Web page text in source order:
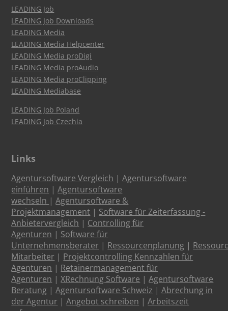
LEADING Job
LEADING Job Downloads
LEADING Media
LEADING Media Helpcenter
LEADING Media proDigi
LEADING Media proAudio
LEADING Media proClipping
LEADING Mediabase
LEADING Job Poland
LEADING Job Czechia
Links
Agentursoftware Vergleich |Agentursoftware
einführen |Agentursoftware
wechseln |Agentursoftware &
Projektmanagement | Software für Zeiterfassung -
Anbietervergleich | Controlling für
Agenturen | Software für
Unternehmensberater | Ressourcenplanung |
Mitarbeiter | Projektcontrolling Kennzahlen für
Agenturen | Retainermanagement für
Agenturen |XRechnung Software |Agentursoftware
Beratung |Agentursoftware Schweiz |Abrechung in
der Agentur |Angebot schreiben |Arbeitszeit